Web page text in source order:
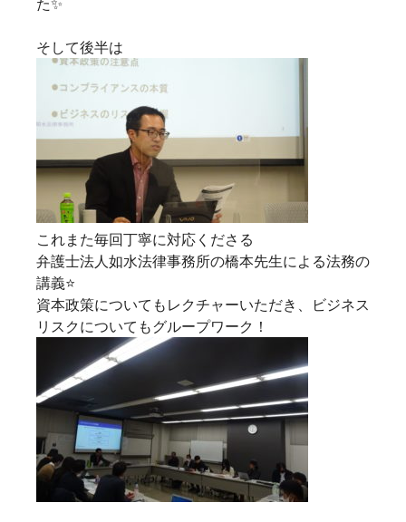
た✨
そして後半は
これまた毎回丁寧に対応くださる
弁護士法人如水法律事務所の橋本先生による法務の
講義⭐
資本政策についてもレクチャーいただき、ビジネス
リスクについてもグループワーク！